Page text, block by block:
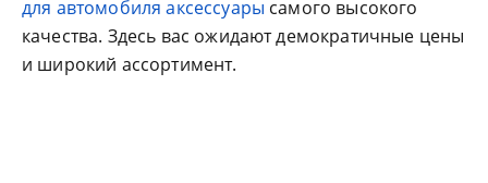
для автомобиля аксессуары самого высокого
качества. Здесь вас ожидают демократичные цены
и широкий ассортимент.